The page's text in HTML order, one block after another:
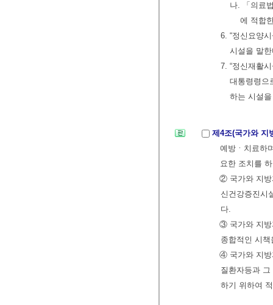
나. 「의료
에 적합
6. “정신요양
시설을 말
7. “정신재활
대통령령으
하는 시설
제4조(국가와 지
예방ㆍ치료하
요한 조치를
② 국가와 지방
신건강증진시
다.
③ 국가와 지방
종합적인 시
④ 국가와 지방
질환자등과
하기 위하여